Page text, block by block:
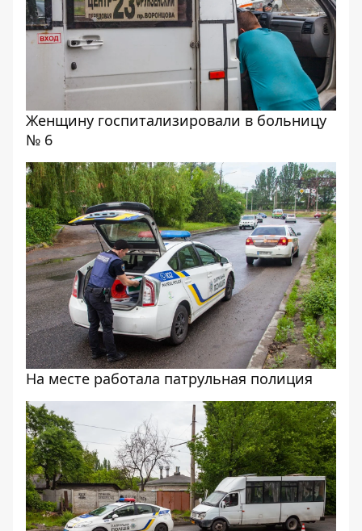
Женщину госпитализировали в больницу
№ 6
На месте работала патрульная полиция